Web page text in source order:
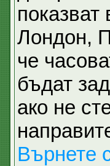
Лондон,
че
бъдат
ако не
Върнете